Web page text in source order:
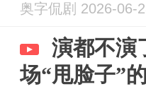
奥字侃剧 2026-06-
演都不演
场“甩脸子”